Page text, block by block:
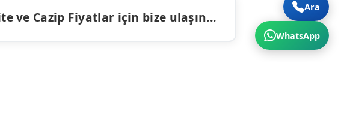
ve Cazip Fiyatlar için bize ulaşın...
Ara
WhatsApp